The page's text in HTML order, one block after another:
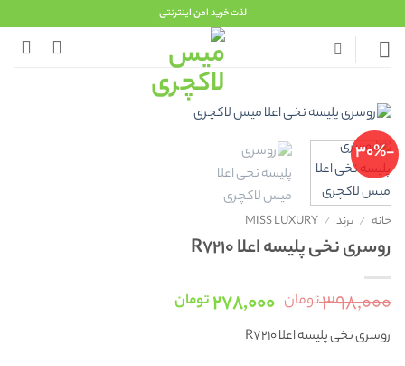
to
content
لذت خرید امن اینترنتی
-30%
خانه / برند /
MISS LUXURY
روسری نخی پلیسه اعلا R7210
۳۹۸,۰۰۰تومان قیمت
اصلی:
۲۷۸,۰۰۰تومانقیمت
روسری نخی پلیسه اعلا R7210